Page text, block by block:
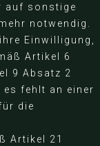
auf sonstige
notwendig.
Einwilligung,
Artikel 6
9 Absatz 2
es fehlt an einer
die
Artikel 21